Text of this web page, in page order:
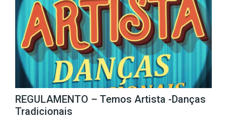
REGULAMENTO – Temos Artista -Danças
Tradicionais